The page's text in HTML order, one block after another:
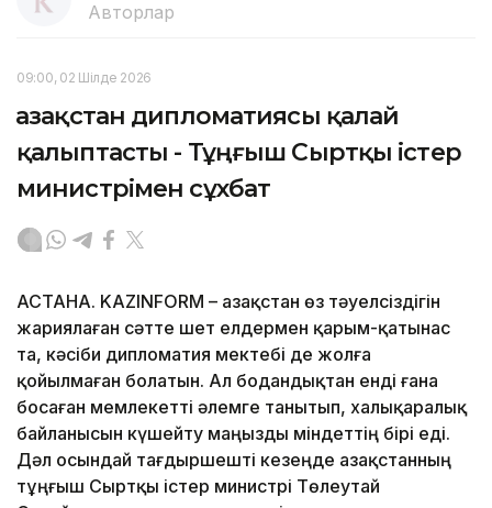
Авторлар
09:00, 02 Шілде 2026
Қазақстан дипломатиясы қалай
қалыптасты - Тұңғыш Сыртқы істер
министрімен сұхбат
АСТАНА. KAZINFORM – Қазақстан өз тәуелсіздігін
жариялаған сәтте шет елдермен қарым-қатынас
та, кәсіби дипломатия мектебі де жолға
қойылмаған болатын. Ал бодандықтан енді ғана
босаған мемлекетті әлемге танытып, халықаралық
байланысын күшейту маңызды міндеттің бірі еді.
Дәл осындай тағдыршешті кезеңде Қазақстанның
тұңғыш Сыртқы істер министрі Төлеутай